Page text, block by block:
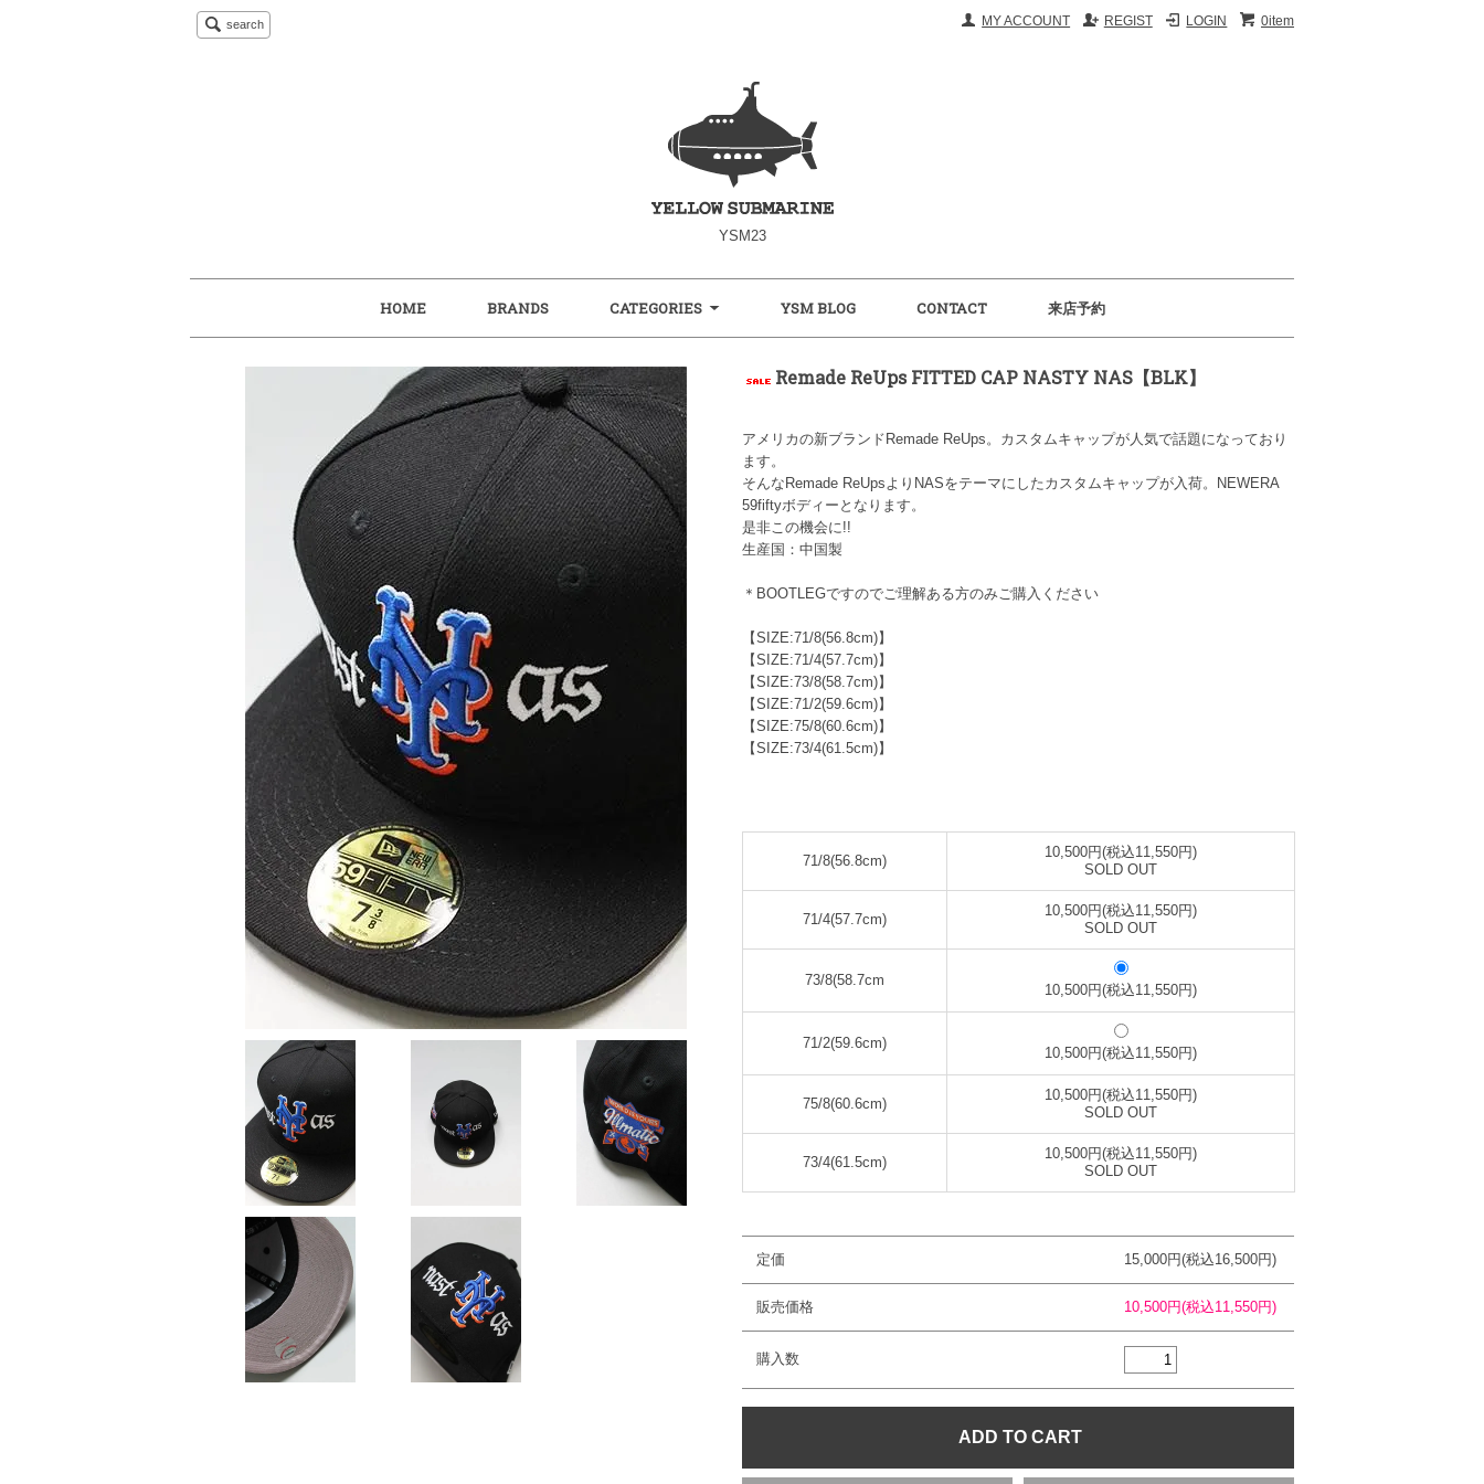
0item
LOGIN
REGIST
MY ACCOUNT
search
YSM23
HOME BRANDS CATEGORIES YSM BLOG CONTACT 来店予約
Remade ReUps FITTED CAP NASTY NAS【BLK】
アメリカの新ブランドRemade ReUps。カスタムキャップが人気で話題になっており
ます。
そんなRemade ReUpsよりNASをテーマにしたカスタムキャップが入荷。NEWERA
59fiftyボディーとなります。
是非この機会に!!
生産国：中国製
＊BOOTLEGですのでご理解ある方のみご購入ください
【SIZE:71/8(56.8cm)】
【SIZE:71/4(57.7cm)】
【SIZE:73/8(58.7cm)】
【SIZE:71/2(59.6cm)】
【SIZE:75/8(60.6cm)】
【SIZE:73/4(61.5cm)】
71/8(56.8cm)
10,500円(税込11,550円)
SOLD OUT
71/4(57.7cm)
10,500円(税込11,550円)
SOLD OUT
73/8(58.7cm
10,500円(税込11,550円)
71/2(59.6cm)
10,500円(税込11,550円)
75/8(60.6cm)
10,500円(税込11,550円)
SOLD OUT
73/4(61.5cm)
10,500円(税込11,550円)
SOLD OUT
定価 15,000円(税込16,500円)
販売価格 10,500円(税込11,550円)
購入数